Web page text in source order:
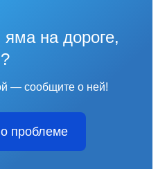
на дороге,
— сообщите о ней!
проблеме